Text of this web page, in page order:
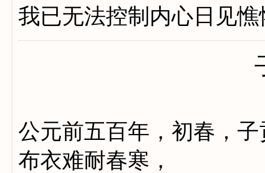
我已无法控制内心日见
公元前五百年，初春，
布衣难耐春寒，